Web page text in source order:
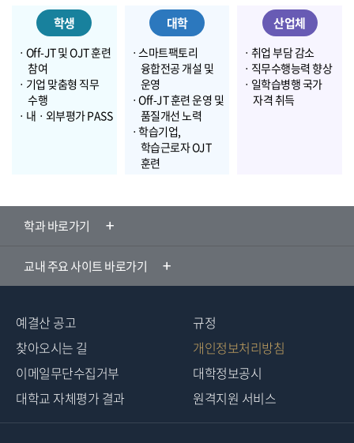
학생
ㆍOff-JT 및 OJT 훈련
참여
ㆍ기업 맞춤형 직무
수행
ㆍ내ㆍ외부평가 PASS
대학
ㆍ스마트팩토리
융합전공 개설 및
운영
ㆍOff-JT 훈련 운영 및
품질개선 노력
ㆍ학습기업,
학습근로자 OJT
훈련
산업체
ㆍ취업 부담 감소
ㆍ직무수행능력 향상
ㆍ일학습병행 국가
자격 취득
학과 바로가기
교내 주요 사이트 바로가기
예결산 공고
규정
찾아오시는 길
개인정보처리방침
이메일무단수집거부
대학정보공시
대학교 자체평가 결과
원격지원 서비스